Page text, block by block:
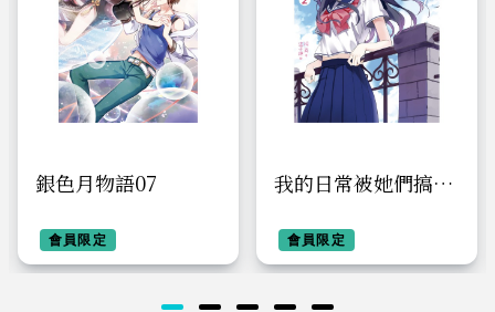
銀色月物語07
會員限定
我的日常被她們搞砸
會員限定